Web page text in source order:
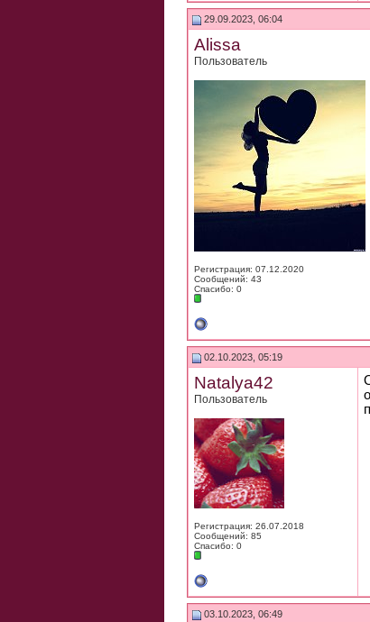
29.09.2023, 06:04
Alissa
Пользователь
Регистрация: 07.12.2020
Сообщений: 43
Спасибо: 0
02.10.2023, 05:19
Natalya42
Пользователь
Регистрация: 26.07.2018
Сообщений: 85
Спасибо: 0
03.10.2023, 06:49